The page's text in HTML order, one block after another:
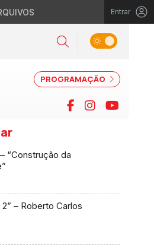
Entrar
Pesquisar
Alternar tema
PROGRAMAÇÃO
Facebook
Instagram
“Construção da
– Roberto Carlos